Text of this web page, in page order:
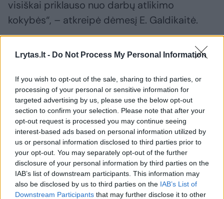
Lrytas.lt - Do Not Process My Personal Information
If you wish to opt-out of the sale, sharing to third parties, or
processing of your personal or sensitive information for
targeted advertising by us, please use the below opt-out
section to confirm your selection. Please note that after your
opt-out request is processed you may continue seeing
interest-based ads based on personal information utilized by
us or personal information disclosed to third parties prior to
your opt-out. You may separately opt-out of the further
disclosure of your personal information by third parties on the
IAB’s list of downstream participants. This information may
also be disclosed by us to third parties on the IAB’s List of
Downstream Participants that may further disclose it to other
visiškai priklauso nuo darbų atlikimo
kokybės“, – atkreipė dėmesį E. Galdikaitė.
Pasak nekilnojamojo turto vystymo
vykdančios daugiabučių namų komplekso
„Birželio namai“ statybas Vilniaus
Naujamiestyje, direktoriaus Pauliaus
Minkevičiaus, įvairiuose interneto forumuose
patirtimi besidalinantys naujos statybos
butų savininkai neretai mini ir iš kaimyninių
butų sklindančių kvapų, triukšmo, nesandarių
sienų ar langų, natūralios šviesos trūkumo